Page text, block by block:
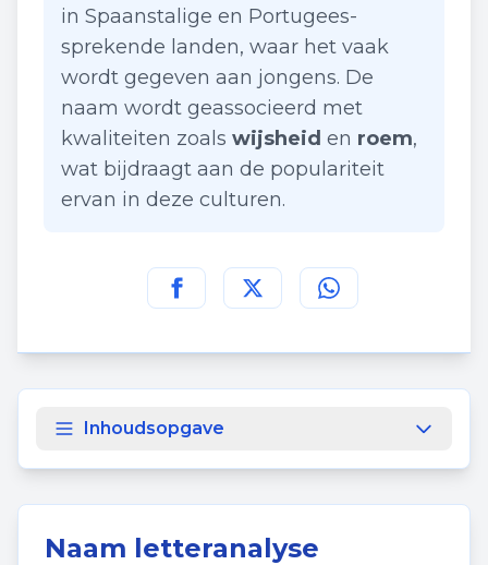
in Spaanstalige en Portugees-
sprekende landen, waar het vaak
wordt gegeven aan jongens. De
naam wordt geassocieerd met
kwaliteiten zoals wijsheid en roem,
wat bijdraagt aan de populariteit
ervan in deze culturen.
Deel deze pagina op
Deel deze pagina op
Deel deze pagina
Inhoudsopgave
Naam letteranalyse